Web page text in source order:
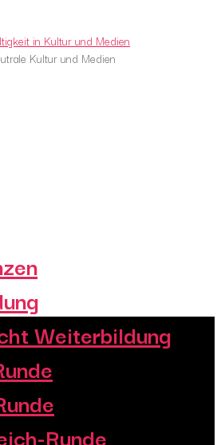
Kultur und Medien
Weiterbildung
Runde